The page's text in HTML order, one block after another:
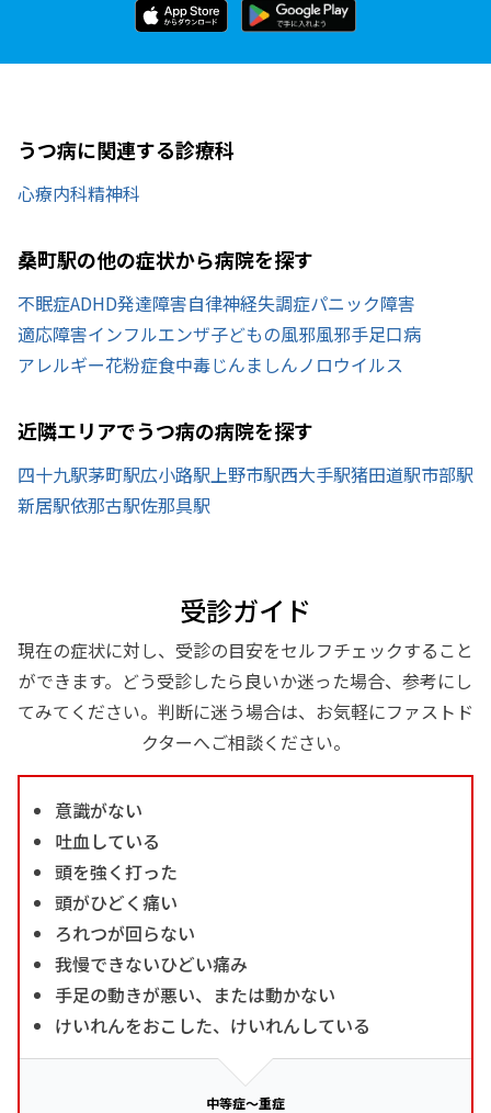
うつ病に関連する診療科
心療内科精神科
桑町駅の他の症状から病院を探す
不眠症ADHD発達障害自律神経失調症パニック障害
適応障害インフルエンザ子どもの風邪風邪手足口病
アレルギー花粉症食中毒じんましんノロウイルス
近隣エリアでうつ病の病院を探す
四十九駅茅町駅広小路駅 上野市駅西大手駅猪田道駅市部駅
新居駅依那古駅佐那具駅
受診ガイド
現在の症状に対し、受診の目安をセルフチェックすること
ができます。どう受診したら良いか迷った場合、参考にし
てみてください。判断に迷う場合は、お気軽にファストド
クターへご相談ください。
意識がない
吐血している
頭を強く打った
頭がひどく痛い
ろれつが回らない
我慢できないひどい痛み
手足の動きが悪い、または動かない
けいれんをおこした、けいれんしている
中等症～重症